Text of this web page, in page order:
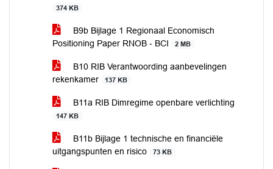
374 KB
B9b Bijlage 1 Regionaal Economisch
Positioning Paper RNOB - BCI
2 MB
B10 RIB Verantwoording aanbevelingen
rekenkamer
137 KB
B11a RIB Dimregime openbare verlichting
147 KB
B11b Bijlage 1 technische en financiële
uitgangspunten en risico
73 KB